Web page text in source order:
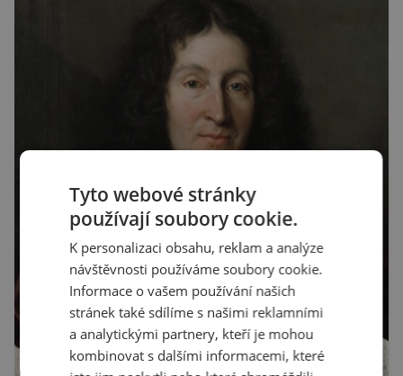
Tyto webové stránky
používají soubory cookie.
K personalizaci obsahu, reklam a analýze
návštěvnosti používáme soubory cookie.
Informace o vašem používání našich
stránek také sdílíme s našimi reklamními
a analytickými partnery, kteří je mohou
kombinovat s dalšími informacemi, které